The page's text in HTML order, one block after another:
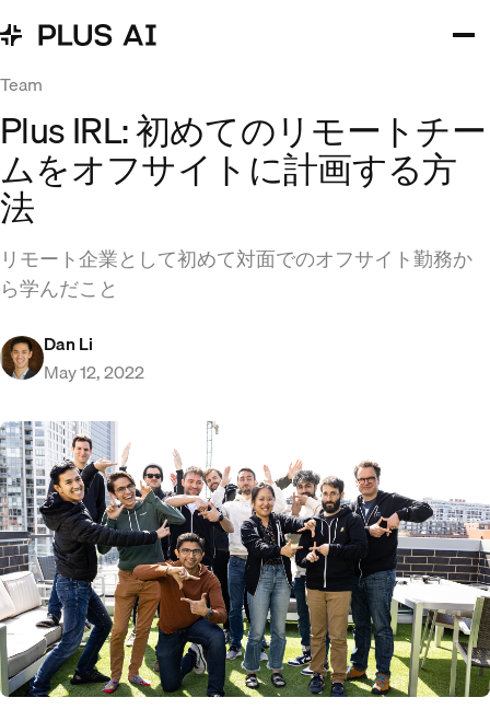
Team
Plus IRL: 初めてのリモートチー
ムをオフサイトに計画する方
法
リモート企業として初めて対面でのオフサイト勤務か
ら学んだこと
Dan Li
May 12, 2022